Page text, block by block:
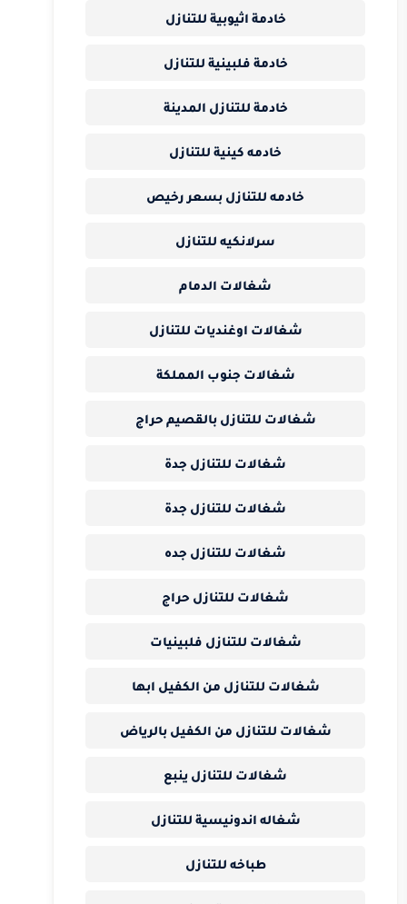
خادمة اثيوبية للتنازل
خادمة فلبينية للتنازل
خادمة للتنازل المدينة
خادمه كينية للتنازل
خادمه للتنازل بسعر رخيص
سرلانكيه للتنازل
شغالات الدمام
شغالات اوغنديات للتنازل
شغالات جنوب المملكة
شغالات للتنازل بالقصيم حراج
شغالات للتنازل جدة
شغالات للتنازل جدة
شغالات للتنازل جده
شغالات للتنازل حراج
شغالات للتنازل فلبينيات
شغالات للتنازل من الكفيل ابها
شغالات للتنازل من الكفيل بالرياض
شغالات للتنازل ينبع
شغاله اندونيسية للتنازل
طباخه للتنازل